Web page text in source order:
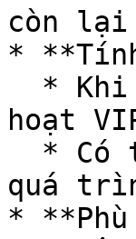
còn lại
*
hoạt
quá
*